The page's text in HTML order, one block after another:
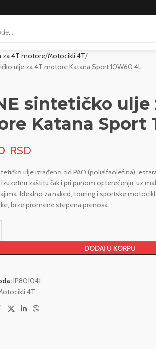
za 4T motore Motocikli 4T
ulje za 4T motore Katana Sport 10W60 4L
sintetičko ulje
Katana Sport
ulje izrađeno od PAO (polialfaolefina),
zaštitu čak i pri punom opterećenju, uz
Idealno za naked, touring i sportske
brze promene stepena prenosa.
DODAJ U KORPU
IP801041
4T